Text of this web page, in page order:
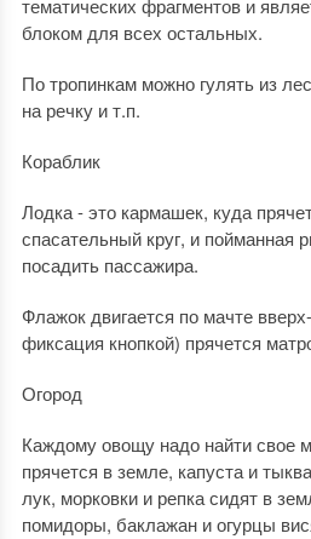
тематических фрагментов и
блоком для всех остальных.
По тропинкам можно гулять из
на речку и т.п.
Кораблик
Лодка - это кармашек, куда
спасательный круг, и пойманная
посадить пассажира.
Флажок двигается по мачте
фиксация кнопкой) прячется
Огород
Каждому овощу надо найти свое
прячется в земле, капуста и
лук, морковки и репка сидят в
помидоры, баклажан и огурцы